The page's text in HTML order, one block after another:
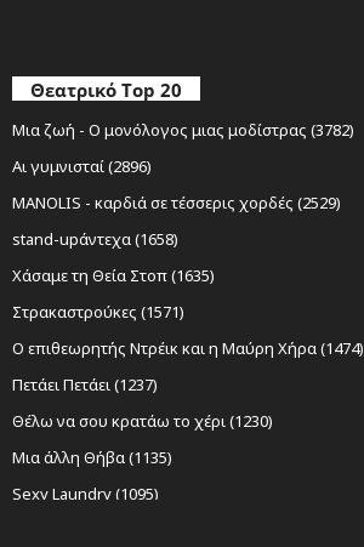
Θεατρικό Top 20
Μια ζωή - Ο μονόλογος μιας μοδίστρας (3782)
Αι γυμνισταί (2896)
MANOLIS - καρδιά σε τέσσερις χορδές (2529)
stand-upάντεχα (1658)
Χάσαμε τη Θεία Στοπ (1635)
Στρακαστρούκες (1571)
Ο επιθεωρητής Ντρέικ και η Μαύρη Χήρα (1474)
Πετάει Πετάει (1237)
Θέλω να σου κρατάω το χέρι (1230)
Μια άλλη Θήβα (1135)
Sexy Laundry (1095)